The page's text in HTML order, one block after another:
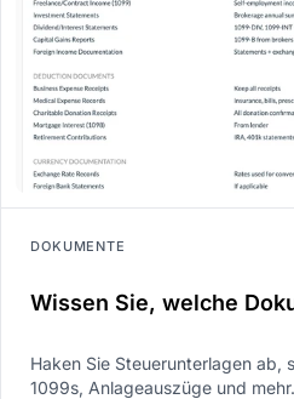
DOKUMENTE
Wissen Sie, welche
Haken Sie Steuerunterlagen ab,
1099s, Anlageauszüge und